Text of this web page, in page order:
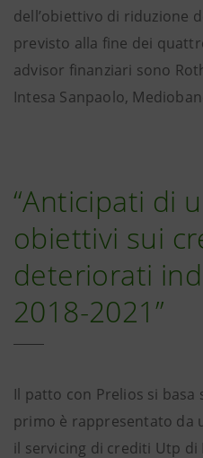
dell’obiettivo di riduzione
previsto alla fine dei
advisor finanziari sono
Intesa Sanpaolo,
“Anticipati di
obiettivi sui
deteriorati
2018-2021”
Il patto con Prelios si
primo è rappresentato da
il servicing di crediti Utp di